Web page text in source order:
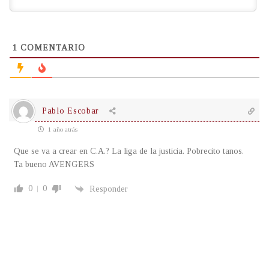
1 COMENTARIO
Pablo Escobar
1 año atrás
Que se va a crear en C.A.? La liga de la justicia. Pobrecito tanos.
Ta bueno AVENGERS
0 0 Responder